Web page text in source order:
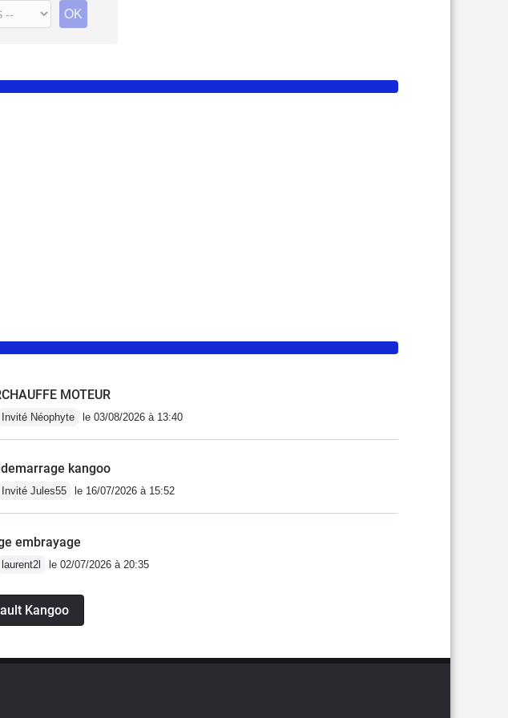
MOTEUR
Invité Néophyte le 03/08/2026 à 13:40
kangoo
Invité Jules55 le 16/07/2026 à 15:52
embrayage
laurent2l le 02/07/2026 à 20:35
Kangoo